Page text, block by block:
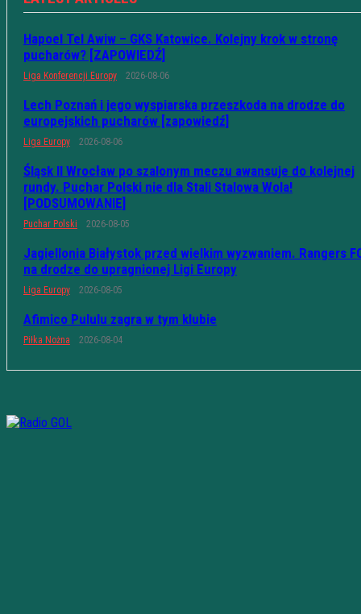
Hapoel Tel Awiw – GKS Katowice. Kolejny krok w stronę
pucharów? [ZAPOWIEDŹ]
Liga Konferencji Europy 2026-08-06
Lech Poznań i jego wyspiarska przeszkoda na drodze do
europejskich pucharów [zapowiedź]
Liga Europy 2026-08-06
Śląsk II Wrocław po szalonym meczu awansuje do kolejnej
rundy. Puchar Polski nie dla Stali Stalowa Wola!
[PODSUMOWANIE]
Puchar Polski 2026-08-05
Jagiellonia Białystok przed wielkim wyzwaniem. Rangers
na drodze do upragnionej Ligi Europy
Liga Europy 2026-08-05
Afimico Pululu zagra w tym klubie
Piłka Nożna 2026-08-04